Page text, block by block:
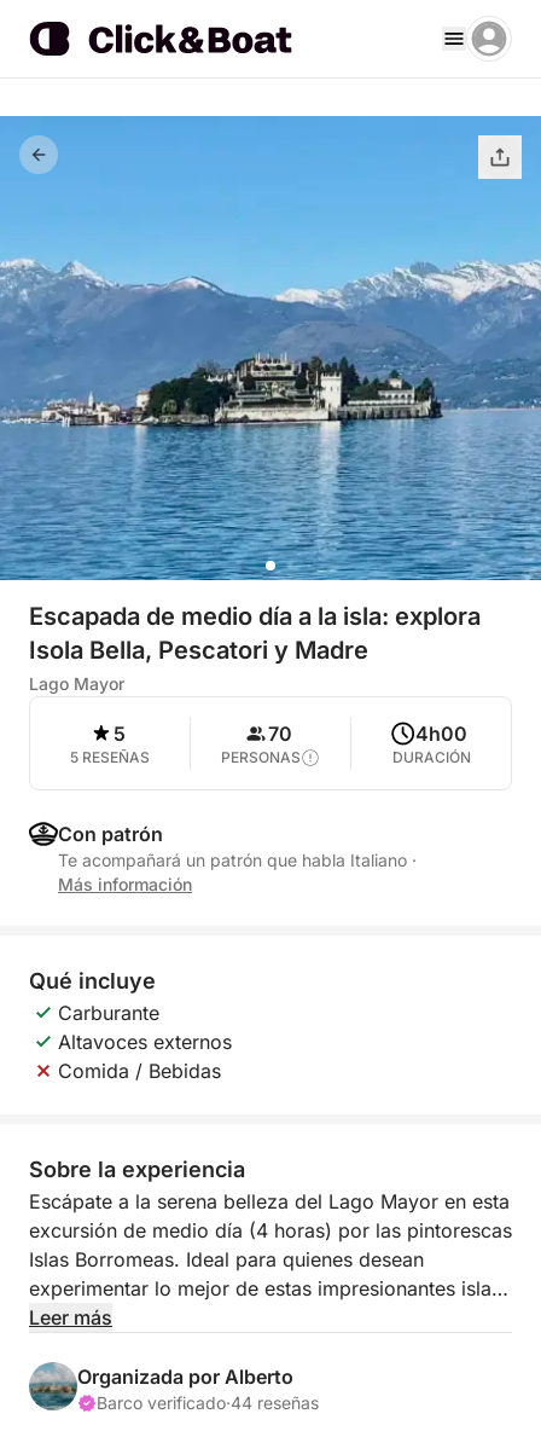
Escapada de medio día a la isla: explora
Isola Bella, Pescatori y Madre
Lago Mayor
5
5 RESEÑAS
70
PERSONAS
4h00
DURACIÓN
Con patrón
Te acompañará un patrón que habla Italiano ·
Más información
Qué incluye
Carburante
Altavoces externos
Comida / Bebidas
Sobre la experiencia
Escápate a la serena belleza del Lago Mayor en esta
excursión de medio día (4 horas) por las pintorescas
Islas Borromeas. Ideal para quienes desean
experimentar lo mejor de estas impresionantes islas
en poco tiempo, esta excursión ofrece una
impresionantes.
Leer más
Organizada por Alberto
Barco verificado·44 reseñas